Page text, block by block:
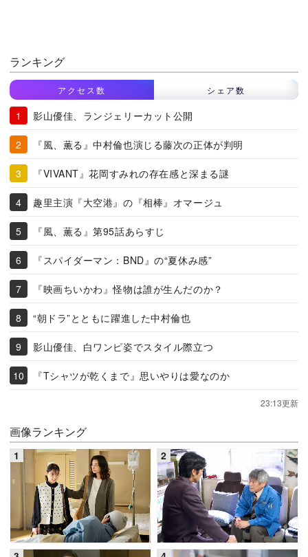
ランキング
アクセス数 シェア数
影山優佳、ランジェリーカット公開
『風、薫る』中村倫也演じる藤次の正体が判明
『VIVANT』花岡すみれの存在感と深まる謎
趣里主演『大空港』の『相棒』オマージュ
『風、薫る』第95話あらすじ
『スパイダーマン：BND』の“夏休み感”
『映画ちいかわ』怪物は誰が生んだのか？
“朝ドラ”とともに躍進した中村倫也
影山優佳、白ワンピ姿でスタイル際立つ
『Tシャツが乾くまで』思いやりは愛なのか
23:13更新
画像ランキング